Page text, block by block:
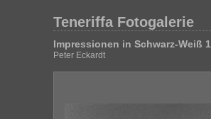
Teneriffa Fotogalerie
Impressionen in Schwarz-Weiß 1
Peter Eckardt